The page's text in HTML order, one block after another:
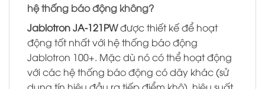
hệ thống báo động không?
Jablotron JA-121PWđược thiết kế để hoạt
động tốt nhất với hệ thống báo động
Jablotron 100+. Mặc dù nó có thể hoạt động
với các hệ thống báo động có dây khác (sử